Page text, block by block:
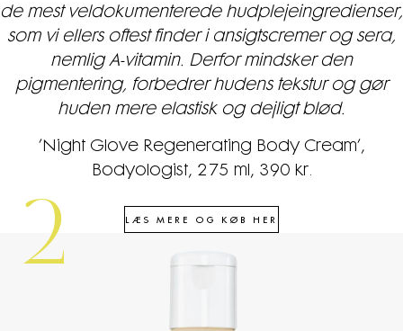
de mest veldokumenterede hudplejeingredienser,
som vi ellers oftest finder i ansigtscremer og sera,
nemlig A-vitamin. Derfor mindsker den
pigmentering, forbedrer hudens tekstur og gør
huden mere elastisk og dejligt blød.
’Night Glove Regenerating Body Cream’,
Bodyologist, 275 ml, 390 kr.
LÆS MERE OG KØB HER
2